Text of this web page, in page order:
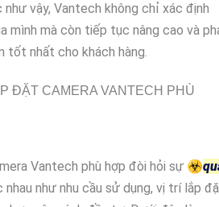
vậy, Vantech không chỉ xác định
mình mà còn tiếp tục nâng cao và
tốt nhất cho khách hàng.
ĐẶT CAMERA VANTECH PHÙ
Vantech phù hợp đòi hỏi sự ☣️
nhau như nhu cầu sử dụng, vị trí lắp